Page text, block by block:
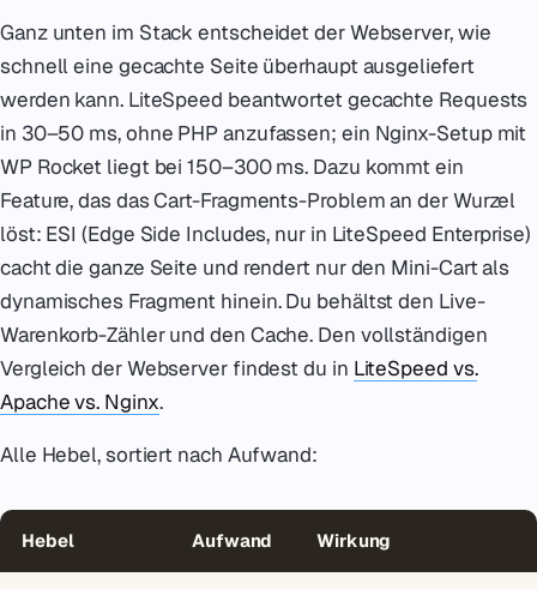
Ganz unten im Stack entscheidet der Webserver, wie
schnell eine gecachte Seite überhaupt ausgeliefert
werden kann. LiteSpeed beantwortet gecachte Requests
in 30–50 ms, ohne PHP anzufassen; ein Nginx-Setup mit
WP Rocket liegt bei 150–300 ms. Dazu kommt ein
Feature, das das Cart-Fragments-Problem an der Wurzel
löst: ESI (Edge Side Includes, nur in LiteSpeed Enterprise)
cacht die ganze Seite und rendert nur den Mini-Cart als
dynamisches Fragment hinein. Du behältst den Live-
Warenkorb-Zähler und den Cache. Den vollständigen
Vergleich der Webserver findest du in LiteSpeed vs.
Apache vs. Nginx.
Alle Hebel, sortiert nach Aufwand:
Hebel Aufwand Wirkung